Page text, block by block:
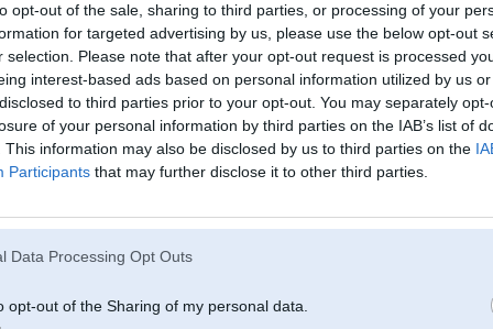
opt-out of the sale, sharing to third parties, or processing of your
for targeted advertising by us, please use the below opt-out
selection. Please note that after your opt-out request is processed
interest-based ads based on personal information utilized by us
to third parties prior to your opt-out. You may separately
of your personal information by third parties on the IAB’s list of
This information may also be disclosed by us to third parties on the
Participants that may further disclose it to other third parties.
Data Processing Opt Outs
opt-out of the Sharing of my personal data.
21. May 2026, 13:07
21 May 2026, 12:49:01@userrakstīja:
Rosļikovam anulē Rīgas domes deputāta mandātu (7)
Nu lohs viņš ir - varēja mierīgi informēt mēru, ka piedalīsies attālināti